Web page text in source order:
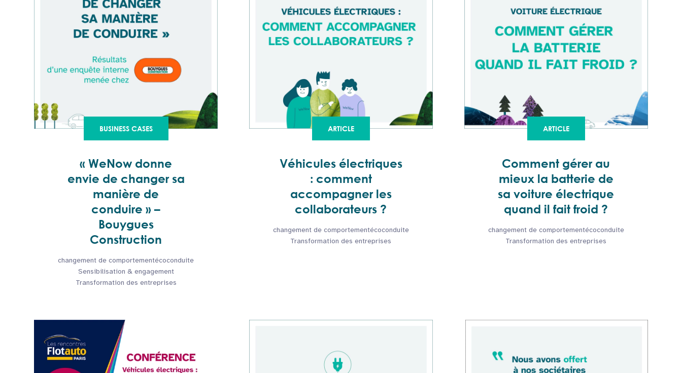
BUSINESS CASES
« WeNow donne
envie de changer sa
manière de
conduire » –
Bouygues
Construction
changement de comportementécoconduite
Sensibilisation & engagement
Transformation des entreprises
ARTICLE
Véhicules électriques
: comment
accompagner les
collaborateurs ?
changement de comportementécoconduite
Transformation des entreprises
ARTICLE
Comment gérer au
mieux la batterie de
sa voiture électrique
quand il fait froid ?
changement de comportementécoconduite
Transformation des entreprises